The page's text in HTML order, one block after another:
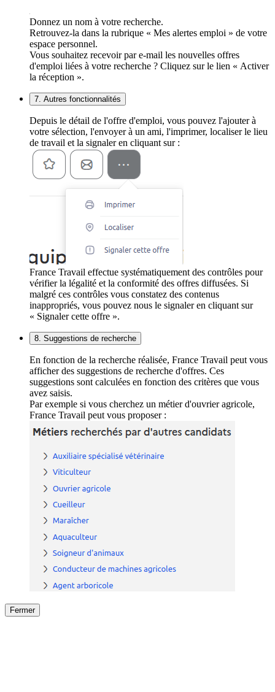
Donnez un nom à votre recherche.
Retrouvez-la dans la rubrique « Mes alertes emploi » de votre
espace personnel.
Vous souhaitez recevoir par e-mail les nouvelles offres
d'emploi liées à votre recherche ? Cliquez sur le lien « Activer
la réception ».
7. Autres fonctionnalités
Depuis le détail de l'offre d'emploi, vous pouvez l'ajouter à
votre sélection, l'envoyer à un ami, l'imprimer, localiser le lieu
de travail et la signaler en cliquant sur :
France Travail effectue systématiquement des contrôles pour
vérifier la légalité et la conformité des offres diffusées. Si
malgré ces contrôles vous constatez des contenus
inappropriés, vous pouvez nous le signaler en cliquant sur
« Signaler cette offre ».
8. Suggestions de recherche
En fonction de la recherche réalisée, France Travail peut vous
afficher des suggestions de recherche d'offres. Ces
suggestions sont calculées en fonction des critères que vous
avez saisis.
Par exemple si vous cherchez un métier d'ouvrier agricole,
France Travail peut vous proposer :
Fermer